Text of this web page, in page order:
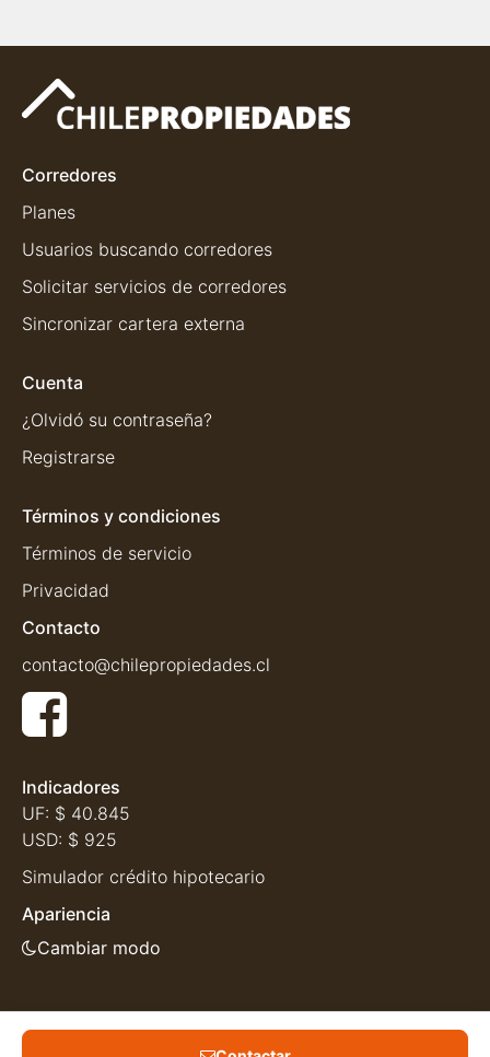
Corredores
Planes
Usuarios buscando corredores
Solicitar servicios de corredores
Sincronizar cartera externa
Cuenta
¿Olvidó su contraseña?
Registrarse
Términos y condiciones
Términos de servicio
Privacidad
Contacto
contacto@chilepropiedades.cl
Indicadores
UF: $ 40.845
USD: $ 925
Simulador crédito hipotecario
Apariencia
Cambiar modo